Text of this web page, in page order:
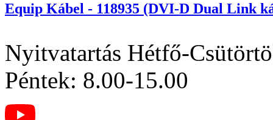
Equip Kábel - 118935 (DVI-D Dual Link
Nyitvatartás Hétfő-
Péntek: 8.00-15.00